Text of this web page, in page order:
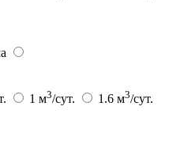
1 м3/сут. 1.6 м3/сут.